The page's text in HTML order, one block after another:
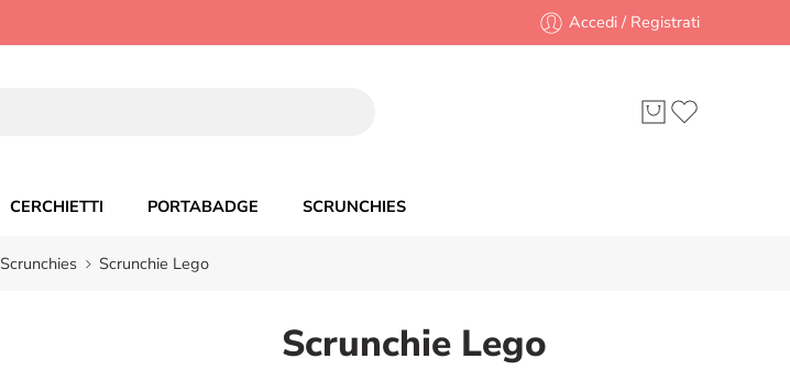
Accedi / Registrati
CERCHIETTI PORTABADGE SCRUNCHIES
Scrunchies Scrunchie Lego
Scrunchie Lego